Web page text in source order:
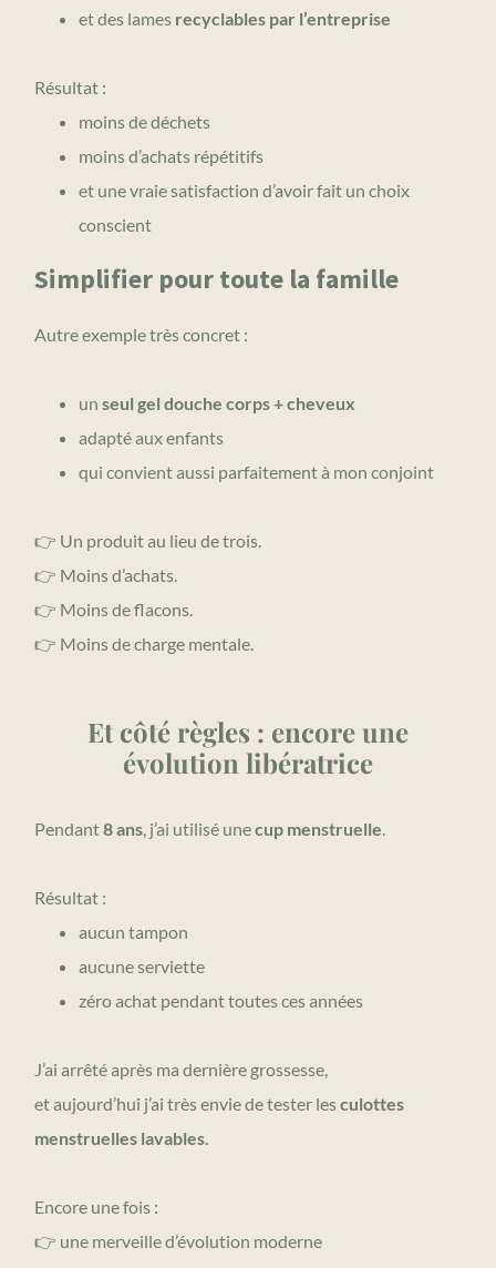
et des lames recyclables par l’entreprise
Résultat :
moins de déchets
moins d’achats répétitifs
et une vraie satisfaction d’avoir fait un choix
conscient
Simplifier pour toute la famille
Autre exemple très concret :
un seul gel douche corps + cheveux
adapté aux enfants
qui convient aussi parfaitement à mon conjoint
👉 Un produit au lieu de trois.
👉 Moins d’achats.
👉 Moins de flacons.
👉 Moins de charge mentale.
Et côté règles : encore une
évolution libératrice
Pendant8 ans, j’ai utilisé unecup menstruelle.
Résultat :
aucun tampon
aucune serviette
zéro achat pendant toutes ces années
J’ai arrêté après ma dernière grossesse,
et aujourd’hui j’ai très envie de tester lesculottes
menstruelles lavables.
Encore une fois :
👉 une merveille d’évolution moderne